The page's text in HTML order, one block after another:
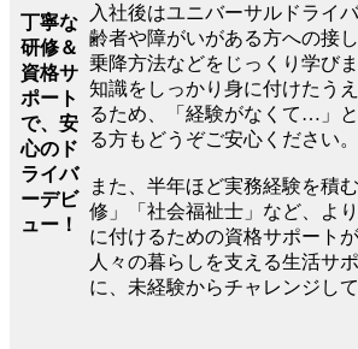
丁寧な
研修＆
資格サ
ポート
で、安
心のド
ライバ
ーデビ
ュー！
入社後はユニバーサルドライ
齢者や障がいがある方への接
乗降方法などをじっくり学び
知識をしっかり身に付けたう
るため、「経験がなくて…」
る方もどうぞご安心ください。
また、半年ほど実務経験を積
修」「社会福祉士」など、よ
に付けるための資格サポート
人々の暮らしを支える生活サ
に、未経験からチャレンジし